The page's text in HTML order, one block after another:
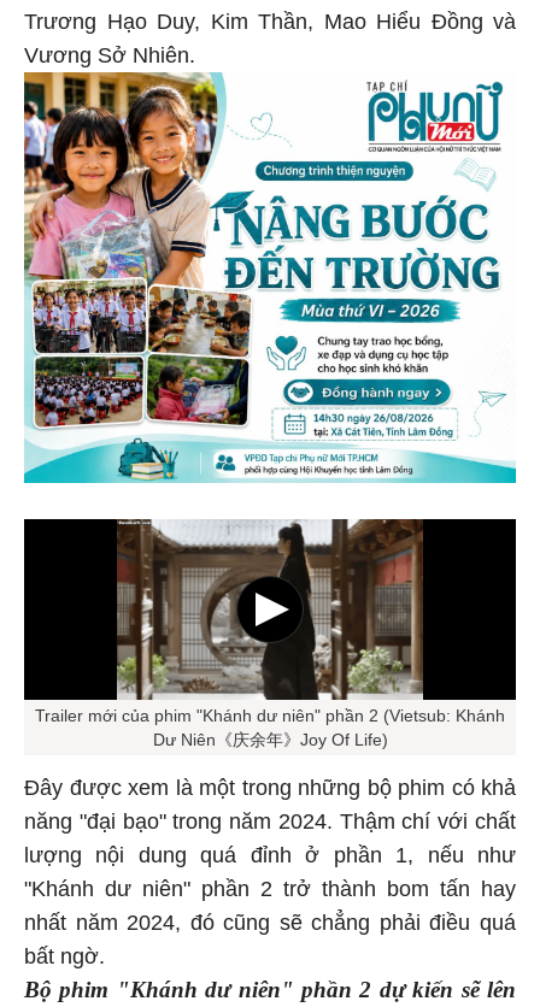
Trương Hạo Duy, Kim Thần, Mao Hiểu Đồng và
Vương Sở Nhiên.
Trailer mới của phim "Khánh dư niên" phần 2 (Vietsub: Khánh
Dư Niên《庆余年》Joy Of Life)
Đây được xem là một trong những bộ phim có khả
năng "đại bạo" trong năm 2024. Thậm chí với chất
lượng nội dung quá đỉnh ở phần 1, nếu như
"Khánh dư niên" phần 2 trở thành bom tấn hay
nhất năm 2024, đó cũng sẽ chẳng phải điều quá
bất ngờ.
Bộ phim "Khánh dư niên" phần 2 dự kiến sẽ lên